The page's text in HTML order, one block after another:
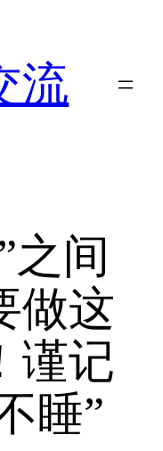
流
之间
做这
谨记
睡”